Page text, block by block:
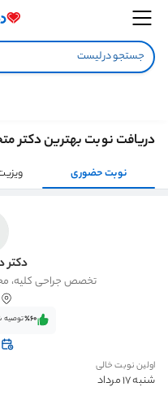
دریافت نوبت بهترین دکتر
نوبت حضوری
دکتر
تخصص جراحی کلیه،
٪60‌‌‌توصیه
اولین نوبت خالی
شنبه 17 مرداد